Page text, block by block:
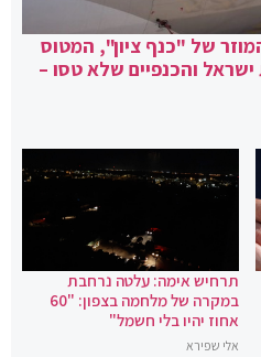
של "כנף ציון", המטוס
והכנפיים שלא טסו –
תרחיש אימה: עלטה נרחבת
במקרה של מלחמה בצפון: "60
אחוז יהיו בלי חשמל"
אלי שפירא